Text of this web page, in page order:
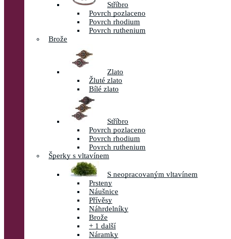
Stříbro
Povrch pozlaceno
Povrch rhodium
Povrch ruthenium
Brože
Zlato
Žluté zlato
Bílé zlato
Stříbro
Povrch pozlaceno
Povrch rhodium
Povrch ruthenium
Šperky s vltavínem
S neopracovaným vltavínem
Prsteny
Náušnice
Přívěsy
Náhrdelníky
Brože
+ 1 další
Náramky